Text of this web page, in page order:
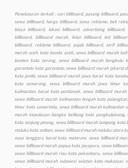
Penelusuran terkait : cari billboard, pasang billboard. pasang iklan, beli billboard, buat billboard, sewa billboard, harga billboard, sewa reklame, beli reklame, harga reklame, sewa iklan, iklan, biaya billboard, lokasi billboard, advertising billboard, cetak billboard, titik billboard, video billboard, billboard murah, iklan billboard, led billboard, perusahaan billboard, pembuatan billboard, reklame billboard, pajak billboard, tarif billboard, vendor billboard, sewa billboard murah aceh kota banda aceh, sewa billboard murah bali kota denpasar, sewa billboard murah banten kota serang, sewa billboard murah bengkulu kota bengkulu, sewa billboard murah gorontalo kota gorontalo, sewa billboard murah jakarta dki jakarta, sewa billboard murah jambi kota jambi, sewa billboard murah jawa barat kota bandung, sewa billboard murah jawa tengah kota semarang, sewa billboard murah jawa timur kota surabaya, sewa billboard murah kalimantan barat kota pontianak, sewa billboard murah kalimantan selatan kota banjarmasin, sewa billboard murah kalimantan tengah kota palangkaraya, sewa billboard murah kalimantan timur kota samarinda, sewa billboard murah kalimantan utara kota tanjungselor, sewa billboard murah kepulauan bangka belitung kota pangkalpinang, sewa billboard murah kepulauan riau kota tanjung pinang, sewa billboard murah lampung kota bandar lampung, sewa billboard murah maluku kota ambon, sewa billboard murah maluku utara kota sofifi ternate, sewa billboard murah nusa tenggara barat kota mataram, sewa billboard murah nusa tenggara timur kota kupang, sewa billboard murah papua kota jayapura, sewa billboard murah papua barat kota manokwari, sewa billboard murah riau kota pekanbaru, sewa billboard murah sulawesi barat kota mamuju, sewa billboard murah sulawesi selatan kota makassar, sewa billboard murah sulawesi tengah kota palu, sewa billboard murah sulawesi tenggara kota kendari, sewa billboard murah sulawesi utara kota manado, sewa billboard murah sumatera barat kota padang, sewa billboard murah sumatera selatan kota palembang, sewa billboard murah sumatera utara kota medan, sewa billboard murah yogyakarta kota yogyakarta, sewa baliho murah aceh kota banda aceh, sewa baliho murah bali kota denpasar, sewa baliho murah banten kota serang, sewa baliho murah bengkulu kota bengkulu, sewa baliho murah gorontalo kota gorontalo, sewa baliho murah jakarta dki jakarta, sewa baliho murah jambi kota jambi, sewa baliho murah jawa barat kota bandung, sewa baliho murah jawa tengah kota semarang, sewa baliho murah jawa timur kota surabaya, sewa baliho murah kalimantan barat kota pontianak, sewa baliho murah kalimantan selatan kota banjarmasin, sewa baliho murah, kalimantan tengah kota palangkaraya, sewa baliho murah kalimantan timur kota samarinda, sewa baliho murah kalimantan utara kota tanjungselor, sewa baliho murah kepulauan bangka belitung kota pangkalpinang, sewa murah baliho kepulauan riau kota tanjung pinang, sewa baliho murah lampung kota bandar lampung, sewa baliho murah maluku kota ambon, sewa baliho murah maluku utara kota sofifi ternate, sewa baliho murah nusa tenggara barat kota mataram, sewa baliho murah nusa tenggara timur kota kupang, sewa baliho murah papua kota jayapura, sewa baliho murah papua barat kota manokwari, sewa baliho murah riau kota pekanbaru, sewa baliho murah sulawesi barat kota mamuju, sewa baliho murah sulawesi selatan kota makassar, sewa baliho murah sulawesi tengah kota palu, sewa baliho murah sulawesi tenggara kota kendari, sewa baliho murah sulawesi utara kota manado, sewa baliho murah sumatera barat kota padang, sewa baliho murah sumatera selatan kota palembang, sewa baliho murah sumatera utara kota medan, sewa baliho murah yogyakarta kota yogyakarta, sewa videotron murah aceh kota banda aceh, sewa videotron murah bali kota denpasar, sewa videotron murah banten kota serang, sewa videotron murah bengkulu kota bengkulu, sewa videotron murah gorontalo kota gorontalo, sewa videotron murah jakarta dki jakarta, sewa videotron murah jambi kota jambi, sewa videotron murah jawa barat kota bandung, sewa videotron murah jawa tengah kota semarang, sewa videotron murah jawa timur kota surabaya, sewa videotron murah kalimantan barat kota pontianak, sewa videotron murah kalimantan selatan kota banjarmasin, sewa videotron murah kalimantan tengah kota palangkaraya, sewa videotron murah kalimantan timur kota samarinda, sewa videotron murah kalimantan utara kota tanjungselor, sewa videotron murah kepulauan bangka belitung kota pangkalpinang, sewa videotron murah kepulauan riau kota tanjung pinang, sewa videotron murah lampung kota bandar lampung, sewa videotron murah maluku kota ambon, sewa videotron murah maluku utara kota sofifi ternate, sewa videotron murah nusa tenggara barat kota mataram, sewa videotron murah nusa tenggara timur kota kupang, sewa videotron murah papua kota jayapura, sewa videotron murah papua barat kota manokwari, sewa videotron murah riau kota pekanbaru, sewa videotron murah sulawesi barat kota mamuju, sewa videotron murah sulawesi selatan kota makassar, sewa videotron murah sulawesi tengah kota palu, sewa videotron murah sulawesi tenggara kota kendari, sewa videotron murah sulawesi utara kota manado, sewa videotron murah sumatera barat kota padang, sewa videotron murah sumatera selatan kota palembang, sewa videotron murah sumatera utara kota medan, sewa videotron murah yogyakarta kota yogyakarta, produksi murah billboard aceh kota banda aceh, produksi billboard murah bali kota denpasar, produksi billboard murah banten kota serang, produksi billboard murah bengkulu kota bengkulu, produksi billboard murah gorontalo kota gorontalo, produksi billboard murah jakarta dki jakarta, produksi billboard murah jambi kota jambi, produksi billboard murah jawa barat kota bandung, produksi billboard murah jawa tengah kota semarang, produksi billboard murah jawa timur